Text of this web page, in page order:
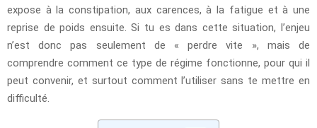
expose à la constipation, aux carences, à la fatigue et à une
reprise de poids ensuite. Si tu es dans cette situation, l’enjeu
n’est donc pas seulement de « perdre vite », mais de
comprendre comment ce type de régime fonctionne, pour qui il
peut convenir, et surtout comment l’utiliser sans te mettre en
difficulté.